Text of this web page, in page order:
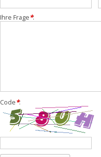
Ihre Frage*:
Code*: